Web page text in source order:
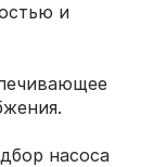
и
насоса